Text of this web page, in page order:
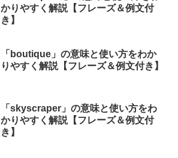
かりやすく解説【フレーズ＆例文付
き】
「boutique」の意味と使い方をわか
りやすく解説【フレーズ＆例文付き】
「skyscraper」の意味と使い方をわ
かりやすく解説【フレーズ＆例文付
き】